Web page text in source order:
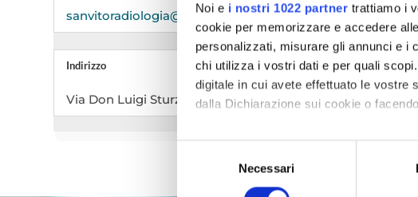
Noi e i nostri 1022 partner trattiamo i
cookie per memorizzare e accedere
personalizzati, misurare gli annunci e i
chi utilizza i vostri dati e per quali
digitale in cui avete effettuato le vostre
dalla Dichiarazione sui cookie o
Con il tuo consenso, vorremmo anche:
raccogliere informazioni sulla tua
Necessari
sanvitoradiologia@istitutosantachiara.it
Indirizzo
Via Don Luigi Sturzo 2, 72019, San Vito dei Normanni (BR)